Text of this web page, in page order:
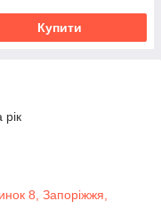
Купити
рік
8, Запоріжжя,